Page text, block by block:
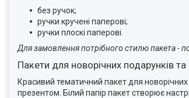
без ручок;
ручки кручені паперові;
ручки плоскі паперові.
Для замовлення потрібного стилю пакета -
Пакети для новорічних подарунків
Красивий тематичний пакет для
презентом. Білий папір пакет створює